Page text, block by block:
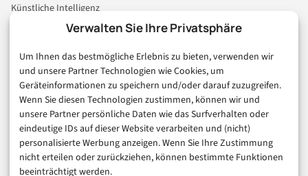
Verwalten Sie Ihre Privatsphäre
Um Ihnen das bestmögliche Erlebnis zu bieten, verwenden wir
und unsere Partner Technologien wie Cookies, um
Geräteinformationen zu speichern und/oder darauf zuzugreifen.
Wenn Sie diesen Technologien zustimmen, können wir und
unsere Partner persönliche Daten wie das Surfverhalten oder
eindeutige IDs auf dieser Website verarbeiten und (nicht)
personalisierte Werbung anzeigen. Wenn Sie Ihre Zustimmung
nicht erteilen oder zurückziehen, können bestimmte Funktionen
beeinträchtigt werden.
Künstliche Intelligenz
Technologie & IT
Consumer & Digital Life
Marketing
Finanzen & FinTech
Business & Karriere
Sicherheit & Recht
Digitalisierung
Marketing